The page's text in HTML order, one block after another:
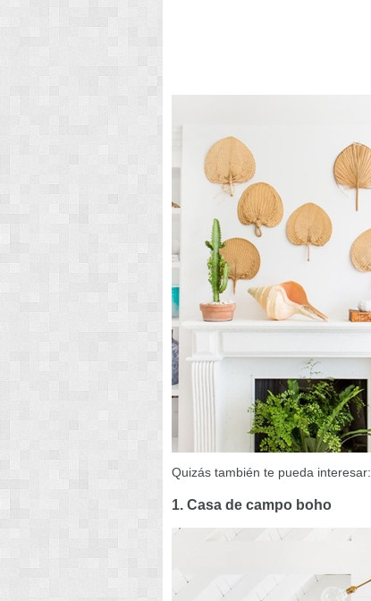
Quizás también te pueda interesar:
1. Casa de campo boho